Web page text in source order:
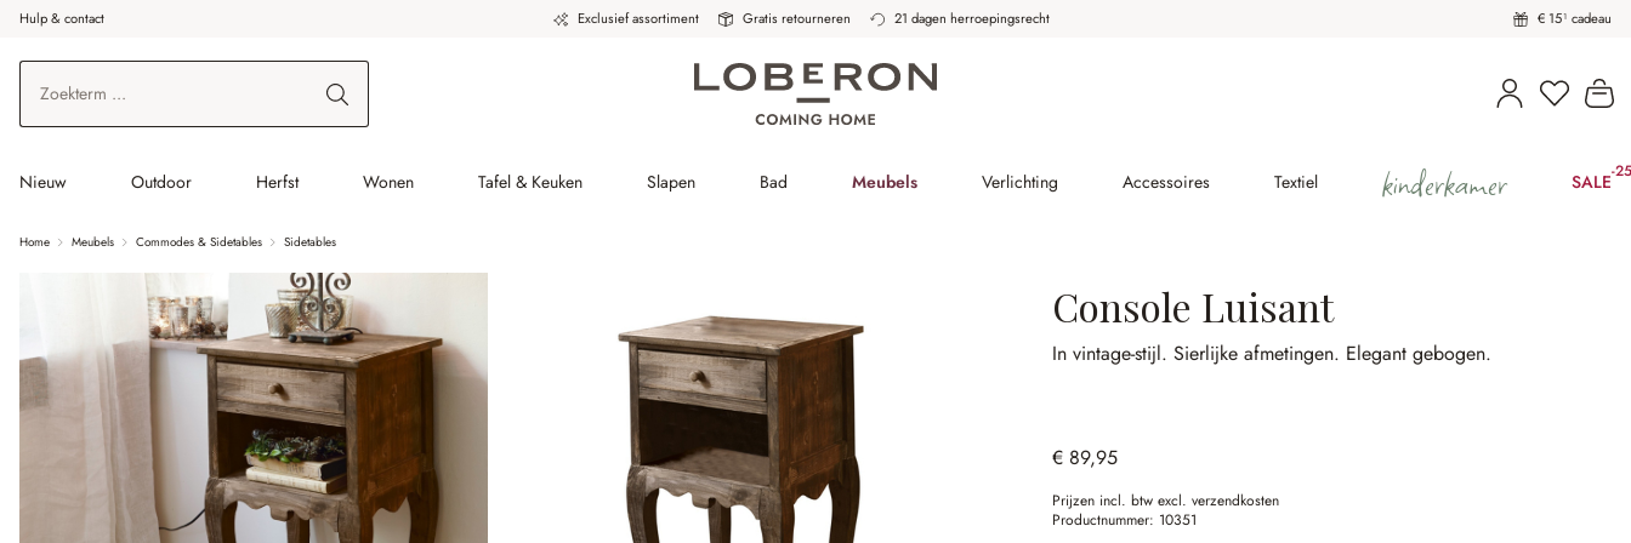
de hoofdinhoud
Ga naar zoeken
Ga naar de hoofdnavigatie
Hulp & contact Exclusief assortiment Gratis retourneren 21 dagen herroepingsrecht € 15¹ cadeau
U heeft
Nieuw Outdoor Herfst Wonen Tafel & Keuken Slapen Bad Meubels Verlichting Accessoires Textiel kinderkamer SALE-
Home Meubels Commodes & Sidetables Sidetables
Console Luisant
In vintage-stijl.Sierlijke afmetingen. Elegant gebogen.
€ 89,95
Prijzen incl. btw excl. verzendkosten
Productnummer: 10351